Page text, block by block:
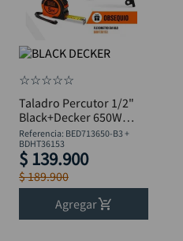
☆☆☆☆☆
Taladro Percutor 1/2"
Black+Decker 650W
BED713650-B3 +
Flexómetro
Referencia: BED713650-B3 +
BDHT36153
$ 139.900
$189.900
Agregar